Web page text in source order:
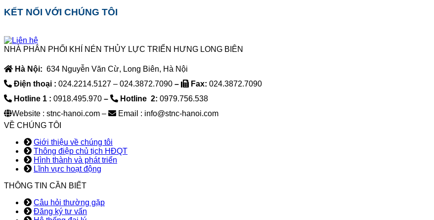
KẾT NỐI VỚI CHÚNG TÔI
NHÀ PHÂN PHỐI KHÍ NÉN THỦY LỰC TRIỂN HƯNG LONG BIÊN
Hà Nội: 634 Nguyễn Văn Cừ, Long Biên, Hà Nội
Điện thoại : 024.2214.5127 – 024.3872.7090 – Fax: 024.3872.7090
Hotline 1 : 0918.495.970 – Hotline 2: 0979.756.538
Website : stnc-hanoi.com –
Email : info@stnc-hanoi.com
VỀ CHÚNG TÔI
Giới thiệu về chúng tôi
Thông điệp chủ tịch HĐQT
Hình thành và phát triển
Lĩnh vực hoạt động
THÔNG TIN CẦN BIẾT
Câu hỏi thường gặp
Đăng ký tư vấn